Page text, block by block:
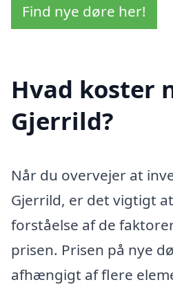
Find nye døre her!
Hvad koster
Gjerrild?
Når du overvejer at
Gjerrild, er det vigtigt
forståelse af de
prisen. Prisen på nye
afhængigt af flere